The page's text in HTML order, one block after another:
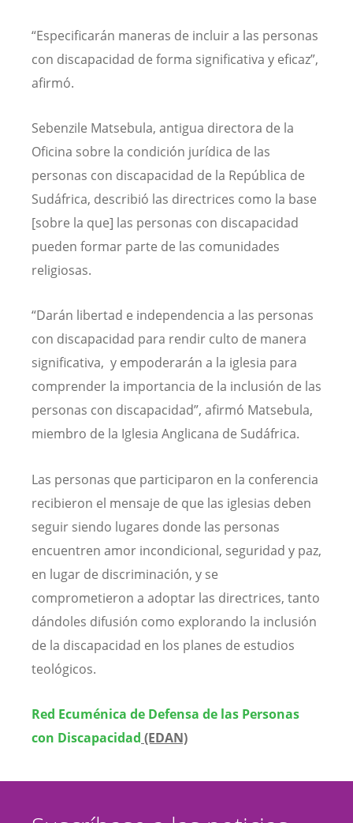
“Especificarán maneras de incluir a las personas
con discapacidad de forma significativa y eficaz”,
afirmó.
Sebenzile Matsebula, antigua directora de la
Oficina sobre la condición jurídica de las
personas con discapacidad de la República de
Sudáfrica, describió las directrices como la base
[sobre la que] las personas con discapacidad
pueden formar parte de las comunidades
religiosas.
“Darán libertad e independencia a las personas
con discapacidad para rendir culto de manera
significativa, y empoderarán a la iglesia para
comprender la importancia de la inclusión de las
personas con discapacidad”, afirmó Matsebula,
miembro de la Iglesia Anglicana de Sudáfrica.
Las personas que participaron en la conferencia
recibieron el mensaje de que las iglesias deben
seguir siendo lugares donde las personas
encuentren amor incondicional, seguridad y paz,
en lugar de discriminación, y se
comprometieron a adoptar las directrices, tanto
dándoles difusión como explorando la inclusión
de la discapacidad en los planes de estudios
teológicos.
Red Ecuménica de Defensa de las Personas
con Discapacidad (EDAN)